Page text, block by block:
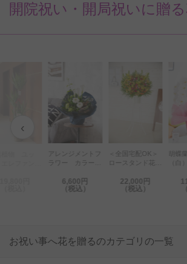
開院祝い・開局祝いに贈
‹
アレンジメントフ
ラワー カラー
6,600円
（税込）
＜全国宅配OK＞
ロースタンド花
万円コース
22,000円
（税込）
胡蝶
（白
お祝い事へ花を贈るのカテゴリの一覧